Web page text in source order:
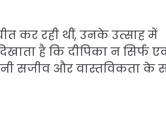
कर रही थीं, उनके उत्साह में
है कि दीपिका न सिर्फ
सजीव और वास्तविकता के